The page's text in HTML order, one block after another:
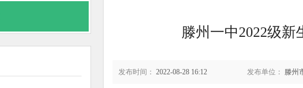
滕州一中2022级
发布时间： 2022-08-28 16:12 发布单位： 滕州